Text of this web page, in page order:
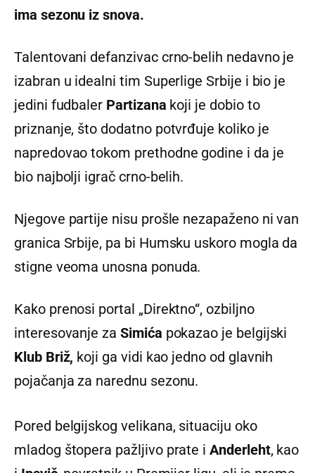
ima sezonu iz snova.
Talentovani defanzivac crno-belih nedavno je
izabran u idealni tim Superlige Srbije i bio je
jedini fudbaler Partizana koji je dobio to
priznanje, što dodatno potvrđuje koliko je
napredovao tokom prethodne godine i da je
bio najbolji igrač crno-belih.
Njegove partije nisu prošle nezapaženo ni van
granica Srbije, pa bi Humsku uskoro mogla da
stigne veoma unosna ponuda.
Kako prenosi portal „Direktno“, ozbiljno
interesovanje za Simića pokazao je belgijski
Klub Briž, koji ga vidi kao jedno od glavnih
pojačanja za narednu sezonu.
Pored belgijskog velikana, situaciju oko
mladog štopera pažljivo prate iAnderleht, kao